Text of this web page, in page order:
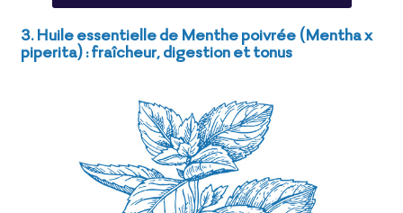
3. Huile essentielle de Menthe poivrée (Mentha x
piperita) : fraîcheur, digestion et tonus